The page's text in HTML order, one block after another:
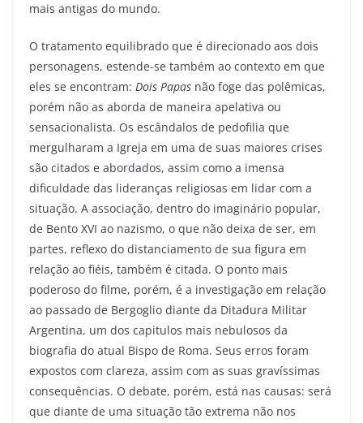
mais antigas do mundo.
O tratamento equilibrado que é direcionado aos dois
personagens, estende-se também ao contexto em que
eles se encontram: Dois Papas não foge das polêmicas,
porém não as aborda de maneira apelativa ou
sensacionalista. Os escândalos de pedofilia que
mergulharam a Igreja em uma de suas maiores crises
são citados e abordados, assim como a imensa
dificuldade das lideranças religiosas em lidar com a
situação. A associação, dentro do imaginário popular,
de Bento XVI ao nazismo, o que não deixa de ser, em
partes, reflexo do distanciamento de sua figura em
relação ao fiéis, também é citada. O ponto mais
poderoso do filme, porém, é a investigação em relação
ao passado de Bergoglio diante da Ditadura Militar
Argentina, um dos capitulos mais nebulosos da
biografia do atual Bispo de Roma. Seus erros foram
expostos com clareza, assim com as suas gravíssimas
consequências. O debate, porém, está nas causas: será
que diante de uma situação tão extrema não nos